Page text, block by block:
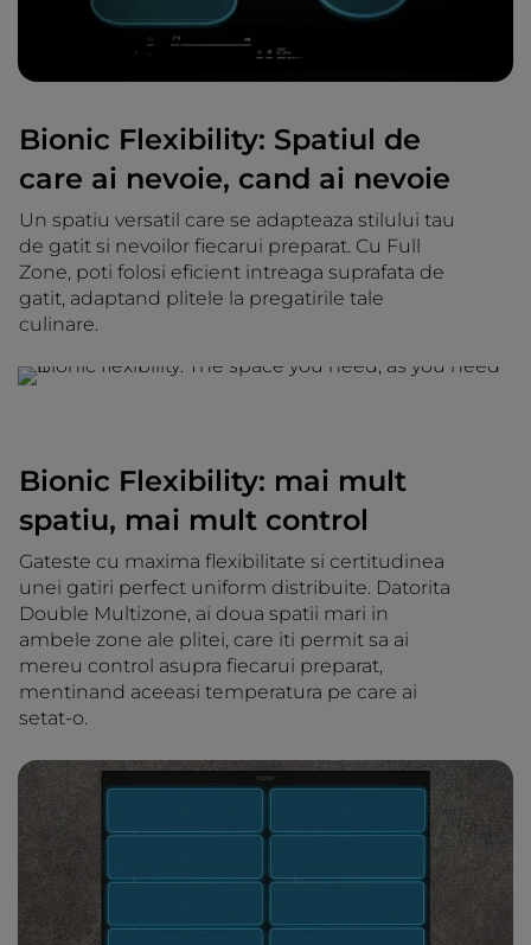
Bionic Flexibility: Spatiul de
care ai nevoie, cand ai nevoie
Un spatiu versatil care se adapteaza stilului tau
de gatit si nevoilor fiecarui preparat. Cu Full
Zone, poti folosi eficient intreaga suprafata de
gatit, adaptand plitele la pregatirile tale
culinare.
Bionic Flexibility: mai mult
spatiu, mai mult control
Gateste cu maxima flexibilitate si certitudinea
unei gatiri perfect uniform distribuite. Datorita
Double Multizone, ai doua spatii mari in
ambele zone ale plitei, care iti permit sa ai
mereu control asupra fiecarui preparat,
mentinand aceeasi temperatura pe care ai
setat-o.